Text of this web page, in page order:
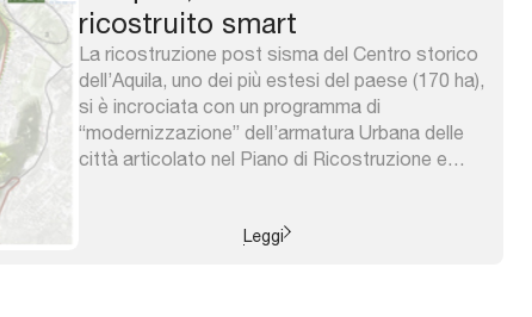
ricostruito smart
La ricostruzione post sisma del Centro storico
dell’Aquila, uno dei più estesi del paese (170 ha),
si è incrociata con un programma di
“modernizzazione” dell’armatura Urbana delle
città articolato nel Piano di Ricostruzione e
storico–Smart” cui si affianca una Vision
Leggi